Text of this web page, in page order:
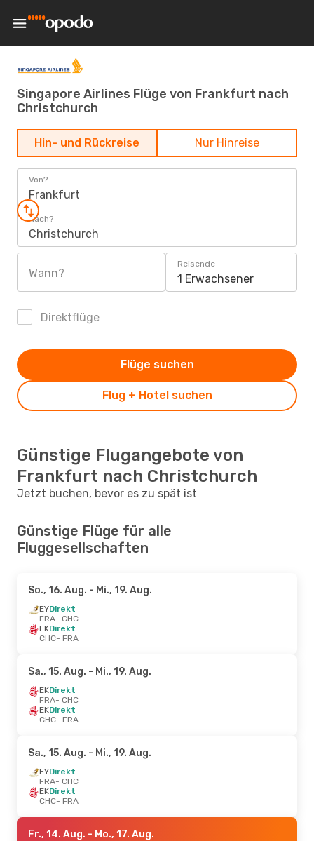
Singapore Airlines Flüge von Frankfurt nach
Christchurch
Hin- und Rückreise Nur Hinreise
Von?
Frankfurt
Nach?
Christchurch
Wann?
Reisende
1 Erwachsener
Direktflüge
Flug + Hotel suchen
Flüge suchen
Günstige Flugangebote von
Frankfurt nach Christchurch
Jetzt buchen, bevor es zu spät ist
Günstige Flüge für alle
Fluggesellschaften
So., 16. Aug. - Mi., 19. Aug.
EYDirekt
FRA- CHC
EKDirekt
CHC- FRA
Sa., 15. Aug. - Mi., 19. Aug.
EKDirekt
FRA- CHC
EKDirekt
CHC- FRA
Sa., 15. Aug. - Mi., 19. Aug.
EYDirekt
FRA- CHC
EKDirekt
CHC- FRA
Fr., 14. Aug. - Mo., 17. Aug.